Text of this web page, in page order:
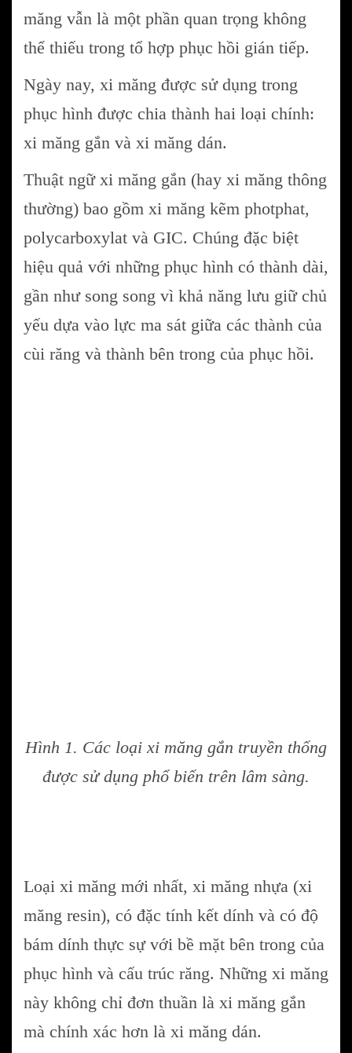
măng vẫn là một phần quan trọng không
thể thiếu trong tổ hợp phục hồi gián tiếp.
Ngày nay, xi măng được sử dụng trong
phục hình được chia thành hai loại chính:
xi măng gắn và xi măng dán.
Thuật ngữ xi măng gắn (hay xi măng thông
thường) bao gồm xi măng kẽm photphat,
polycarboxylat và GIC. Chúng đặc biệt
hiệu quả với những phục hình có thành dài,
gần như song song vì khả năng lưu giữ chủ
yếu dựa vào lực ma sát giữa các thành của
cùi răng và thành bên trong của phục hồi.
Hình 1. Các loại xi măng gắn truyền thống
được sử dụng phổ biến trên lâm sàng.
Loại xi măng mới nhất, xi măng nhựa (xi
măng resin), có đặc tính kết dính và có độ
bám dính thực sự với bề mặt bên trong của
phục hình và cấu trúc răng. Những xi măng
này không chỉ đơn thuần là xi măng gắn
mà chính xác hơn là xi măng dán.